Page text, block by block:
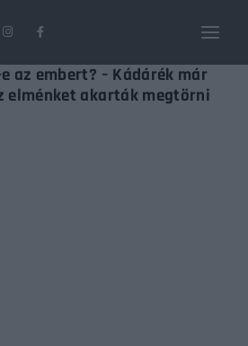
az embert? – Kádárék már
elménket akarták megtörni
Login Register
Address